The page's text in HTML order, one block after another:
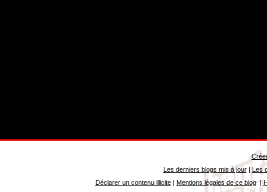
Les derniers blogs mis à jour| Les
Déclarer un contenu illicite| Mentions légales de ce blog|